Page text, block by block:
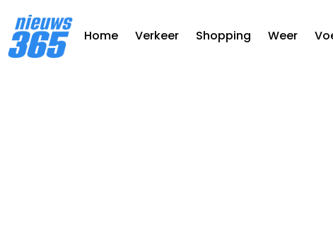
Home Verkeer Shopping Weer